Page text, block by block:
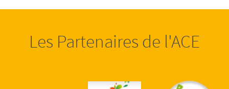
Les Partenaires de l'ACE